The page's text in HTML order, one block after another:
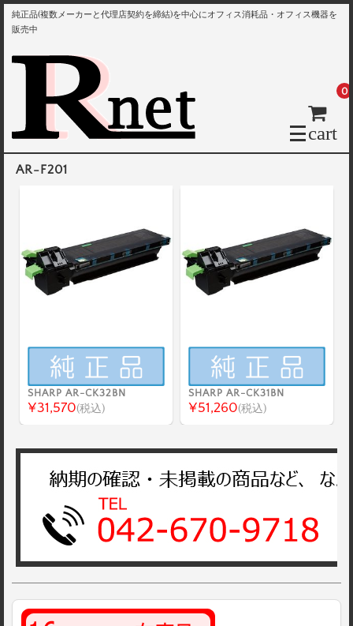
純正品(複数メーカーと代理店契約を締結)を中心にオフィス消耗品・オフィス機器を
販売中
cart
0
AR-F201
SHARP AR-CK32BN
¥31,570(税込)
SHARP AR-CK31BN
¥51,260(税込)